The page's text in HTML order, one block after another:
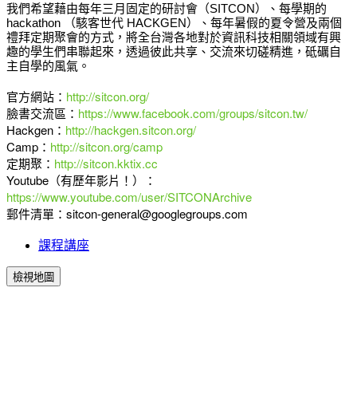
我們希望藉由每年三月固定的研討會（SITCON）、每學期的
hackathon （駭客世代 HACKGEN）、每年暑假的夏令營及兩個
禮拜定期聚會的方式，將全台灣各地對於資訊科技相關領域有興
趣的學生們串聯起來，透過彼此共享、交流來切磋精進，砥礪自
主自學的風氣。
官方網站： http://sitcon.org/
臉書交流區： https://www.facebook.com/groups/sitcon.tw/
Hackgen： http://hackgen.sitcon.org/
Camp： http://sitcon.org/camp
定期聚： http://sitcon.kktix.cc
Youtube（有歷年影片！）：
https://www.youtube.com/user/SITCONArchive
郵件清單：sitcon-general@googlegroups.com
課程講座
檢視地圖